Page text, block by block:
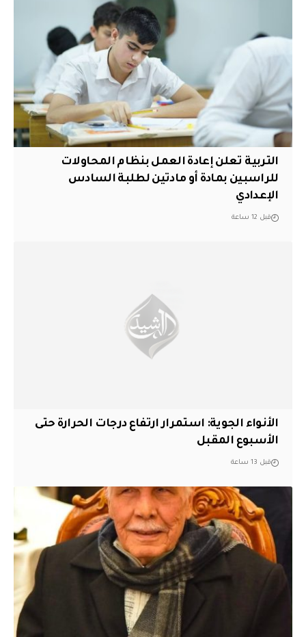
التربية تعلن إعادة العمل بنظام المحاولات
للراسبين بمادة أو مادتين لطلبة السادس
الإعدادي
قبل 12 ساعة
الأنواء الجوية: استمرار ارتفاع درجات الحرارة حتى
الأسبوع المقبل
قبل 13 ساعة